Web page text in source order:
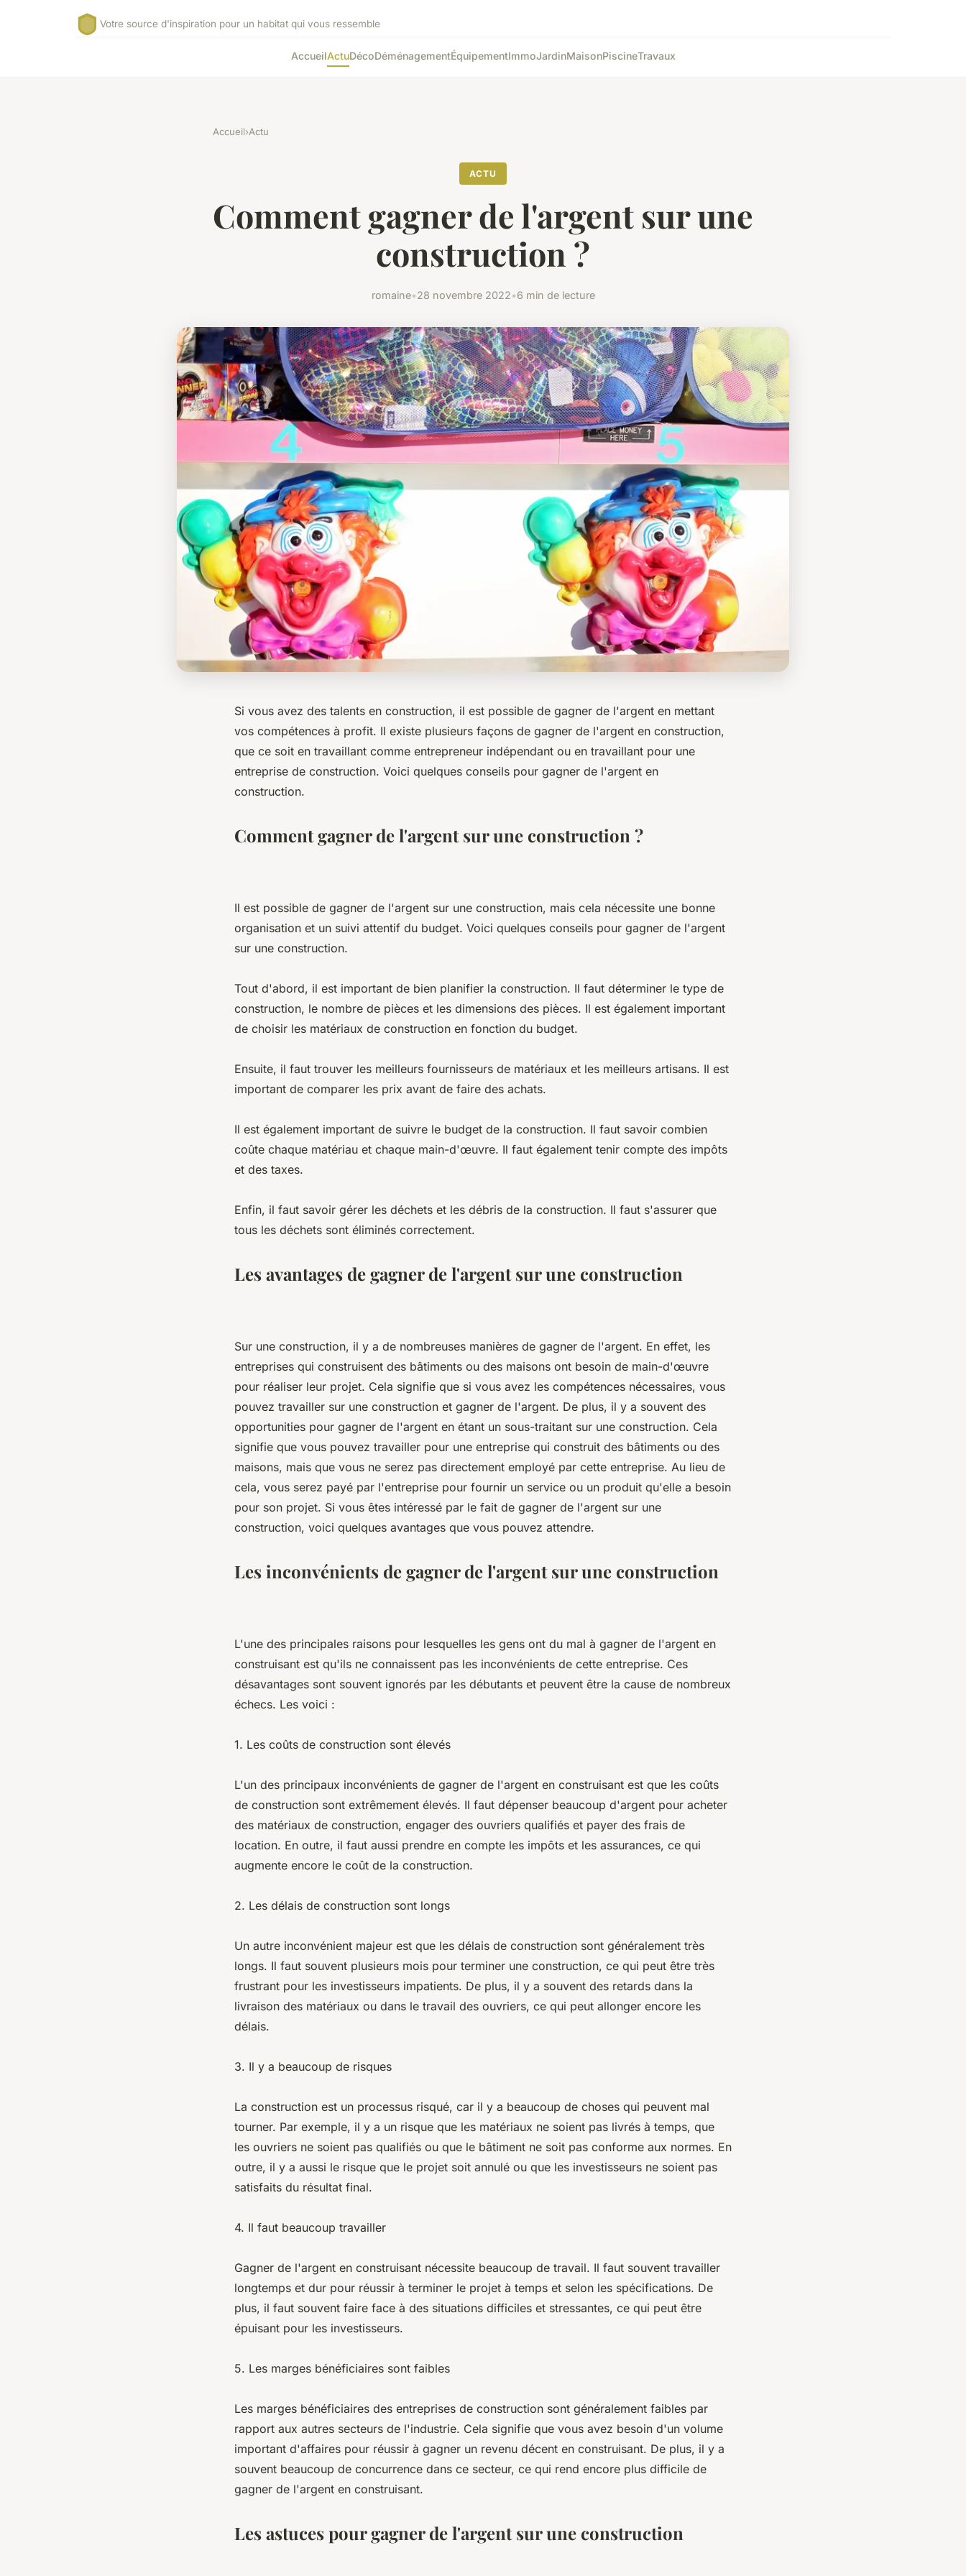
Votre source d'inspiration pour un habitat qui vous ressemble
AccueilActuDécoDéménagementÉquipementImmoJardinMaisonPiscineTravaux
Accueil›Actu
ACTU
Comment gagner de l'argent sur une
construction ?
romaine•28 novembre 2022•6 min de lecture
Si vous avez des talents en construction, il est possible de gagner de l'argent en mettant
vos compétences à profit. Il existe plusieurs façons de gagner de l'argent en construction,
que ce soit en travaillant comme entrepreneur indépendant ou en travaillant pour une
entreprise de construction. Voici quelques conseils pour gagner de l'argent en
construction.
Comment gagner de l'argent sur une construction ?
Il est possible de gagner de l'argent sur une construction, mais cela nécessite une bonne
organisation et un suivi attentif du budget. Voici quelques conseils pour gagner de l'argent
sur une construction.
Tout d'abord, il est important de bien planifier la construction. Il faut déterminer le type de
construction, le nombre de pièces et les dimensions des pièces. Il est également important
de choisir les matériaux de construction en fonction du budget.
Ensuite, il faut trouver les meilleurs fournisseurs de matériaux et les meilleurs artisans. Il est
important de comparer les prix avant de faire des achats.
Il est également important de suivre le budget de la construction. Il faut savoir combien
coûte chaque matériau et chaque main-d'œuvre. Il faut également tenir compte des impôts
et des taxes.
Enfin, il faut savoir gérer les déchets et les débris de la construction. Il faut s'assurer que
tous les déchets sont éliminés correctement.
Les avantages de gagner de l'argent sur une construction
Sur une construction, il y a de nombreuses manières de gagner de l'argent. En effet, les
entreprises qui construisent des bâtiments ou des maisons ont besoin de main-d'œuvre
pour réaliser leur projet. Cela signifie que si vous avez les compétences nécessaires, vous
pouvez travailler sur une construction et gagner de l'argent. De plus, il y a souvent des
opportunities pour gagner de l'argent en étant un sous-traitant sur une construction. Cela
signifie que vous pouvez travailler pour une entreprise qui construit des bâtiments ou des
maisons, mais que vous ne serez pas directement employé par cette entreprise. Au lieu de
cela, vous serez payé par l'entreprise pour fournir un service ou un produit qu'elle a besoin
pour son projet. Si vous êtes intéressé par le fait de gagner de l'argent sur une
construction, voici quelques avantages que vous pouvez attendre.
Les inconvénients de gagner de l'argent sur une construction
L'une des principales raisons pour lesquelles les gens ont du mal à gagner de l'argent en
construisant est qu'ils ne connaissent pas les inconvénients de cette entreprise. Ces
désavantages sont souvent ignorés par les débutants et peuvent être la cause de nombreux
échecs. Les voici :
1. Les coûts de construction sont élevés
L'un des principaux inconvénients de gagner de l'argent en construisant est que les coûts
de construction sont extrêmement élevés. Il faut dépenser beaucoup d'argent pour acheter
des matériaux de construction, engager des ouvriers qualifiés et payer des frais de
location. En outre, il faut aussi prendre en compte les impôts et les assurances, ce qui
augmente encore le coût de la construction.
2. Les délais de construction sont longs
Un autre inconvénient majeur est que les délais de construction sont généralement très
longs. Il faut souvent plusieurs mois pour terminer une construction, ce qui peut être très
frustrant pour les investisseurs impatients. De plus, il y a souvent des retards dans la
livraison des matériaux ou dans le travail des ouvriers, ce qui peut allonger encore les
délais.
3. Il y a beaucoup de risques
La construction est un processus risqué, car il y a beaucoup de choses qui peuvent mal
tourner. Par exemple, il y a un risque que les matériaux ne soient pas livrés à temps, que
les ouvriers ne soient pas qualifiés ou que le bâtiment ne soit pas conforme aux normes. En
outre, il y a aussi le risque que le projet soit annulé ou que les investisseurs ne soient pas
satisfaits du résultat final.
4. Il faut beaucoup travailler
Gagner de l'argent en construisant nécessite beaucoup de travail. Il faut souvent travailler
longtemps et dur pour réussir à terminer le projet à temps et selon les spécifications. De
plus, il faut souvent faire face à des situations difficiles et stressantes, ce qui peut être
épuisant pour les investisseurs.
5. Les marges bénéficiaires sont faibles
Les marges bénéficiaires des entreprises de construction sont généralement faibles par
rapport aux autres secteurs de l'industrie. Cela signifie que vous avez besoin d'un volume
important d'affaires pour réussir à gagner un revenu décent en construisant. De plus, il y a
souvent beaucoup de concurrence dans ce secteur, ce qui rend encore plus difficile de
gagner de l'argent en construisant.
Les astuces pour gagner de l'argent sur une construction